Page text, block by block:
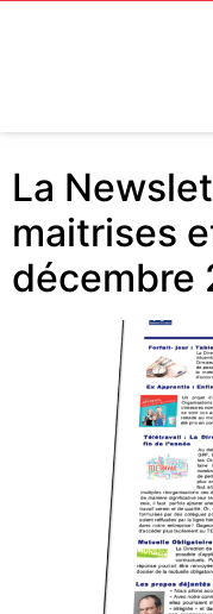
La
maitrises
décembre